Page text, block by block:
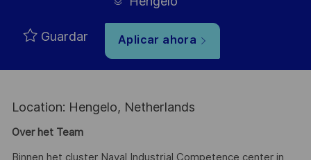
Guardar Aplicar ahora
Location: Hengelo, Netherlands
Over het Team